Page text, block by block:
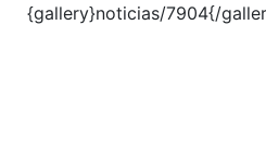
{gallery}noticias/7904{/